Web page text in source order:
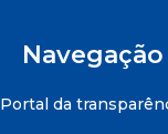
Navegação
Portal da